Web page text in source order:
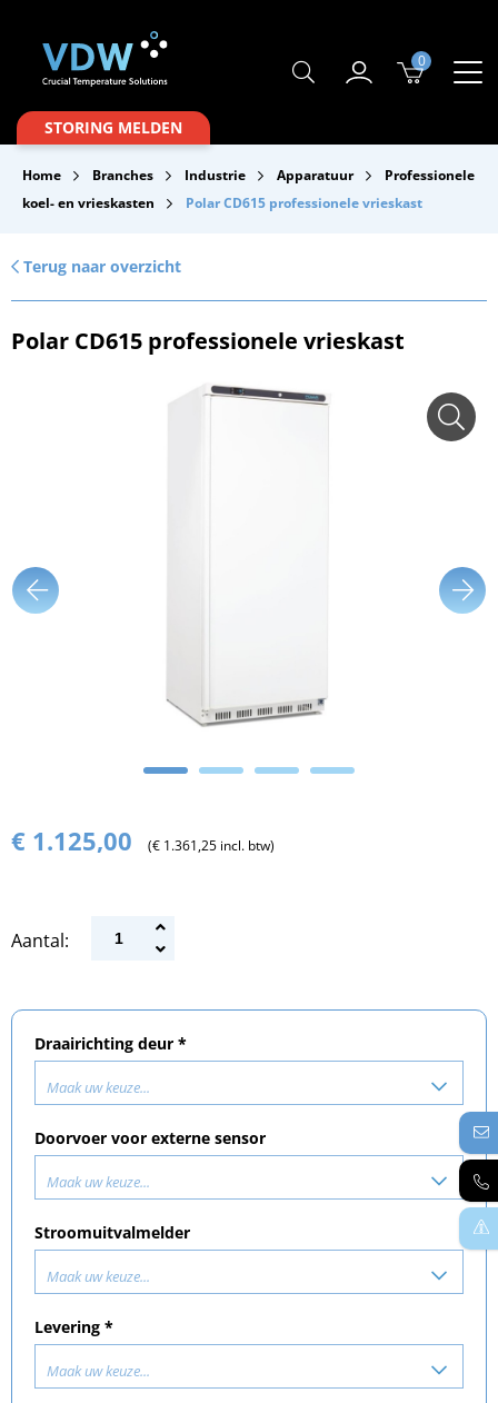
Producten
Branches
Merken
Contact
0
STORING MELDEN
Home Branches Industrie Apparatuur
Professionele
koel- en vrieskasten
Polar CD615 professionele vrieskast
Terug naar overzicht
Polar CD615 professionele vrieskast
€ 1.125,00 (€ 1.361,25 incl. btw)
Aantal:
Draairichting deur *
Maak uw keuze...
Doorvoer voor externe sensor
Maak uw keuze...
Stroomuitvalmelder
Maak uw keuze...
Levering *
Maak uw keuze...